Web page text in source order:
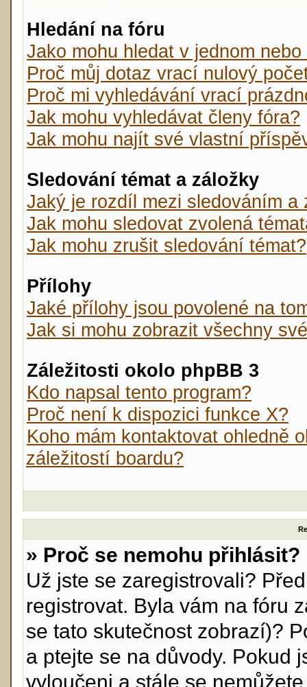
Hledání na fóru
Jako mohu hledat v jednom
Proč můj dotaz vrací nulový
Proč mi vyhledávání vrací
Jak mohu vyhledávat členy fóra?
Jak mohu najít své vlastní
Sledování témat a záložky
Jaký je rozdíl mezi sledováním a
Jak mohu sledovat zvolená
Jak mohu zrušit sledování témat?
Přílohy
Jaké přílohy jsou povolené na
Jak si mohu zobrazit všechny
Záležitosti okolo phpBB 3
Kdo napsal tento program?
Proč není k dispozici funkce X?
Koho mám kontaktovat ohledně
záležitostí boardu?
» Proč se nemohu přihlásit?
Už jste se zaregistrovali?
registrovat. Byla vám na fóru
se tato skutečnost zobrazí)?
a ptejte se na důvody. Pokud
vyloučeni a stále se